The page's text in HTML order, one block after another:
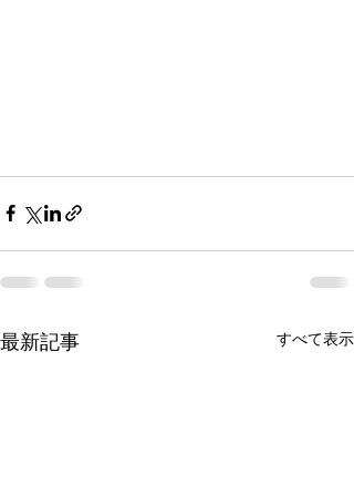
最新記事 すべて表示